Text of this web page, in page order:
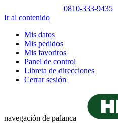
0810-333-9435
Ir al contenido
Mis datos
Mis pedidos
Mis favoritos
Panel de control
Libreta de direcciones
Cerrar sesión
navegación de palanca